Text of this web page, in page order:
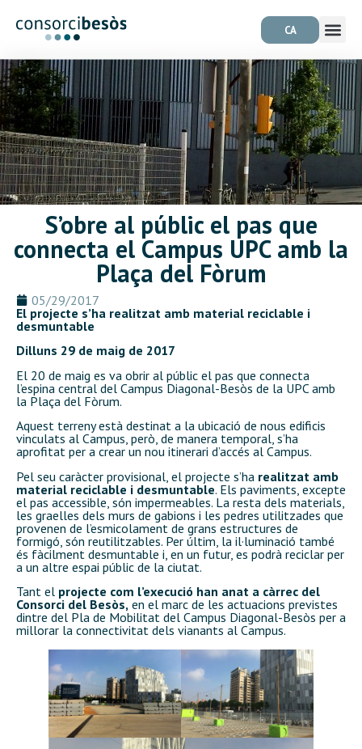
CA
S’obre al públic el pas que
connecta el Campus UPC amb la
Plaça del Fòrum
05/29/2017
El projecte s’ha realitzat amb material reciclable i
desmuntable
Dilluns 29 de maig de 2017
El 20 de maig es va obrir al públic el pas que connecta
l’espina central del Campus Diagonal-Besòs de la UPC amb
la Plaça del Fòrum.
Aquest terreny està destinat a la ubicació de nous edificis
vinculats al Campus, però, de manera temporal, s’ha
aprofitat per a crear un nou itinerari d’accés al Campus.
Pel seu caràcter provisional, el projecte s’ha realitzat amb
material reciclable i desmuntable. Els paviments, excepte
el pas accessible, són impermeables. La resta dels materials,
les graelles dels murs de gabions i les pedres utilitzades que
provenen de l’esmicolament de grans estructures de
formigó, són reutilitzables. Per últim, la il·luminació també
és fàcilment desmuntable i, en un futur, es podrà reciclar per
a un altre espai públic de la ciutat.
Tant el projecte com l’execució han anat a càrrec del
Consorci del Besòs, en el marc de les actuacions previstes
dintre del Pla de Mobilitat del Campus Diagonal-Besòs per a
millorar la connectivitat dels vianants al Campus.